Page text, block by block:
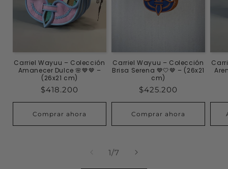
Carriel Wayuu – Colección
Amanecer Dulce 🌸💙🤎 –
(26x21 cm)
Precio
habitual
$418.200
Comprar ahora
Carriel Wayuu – Colección
Brisa Serena 💙🤍🤎 – (26x21
cm)
Precio
habitual
$425.200
Comprar ahora
1/de
7